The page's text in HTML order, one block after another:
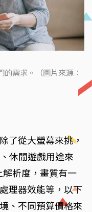
需求。（圖片來源：
了從大螢幕來挑，
休閒遊戲用途來
解析度，畫質有一
理器效能等，以下
、不同預算價格來